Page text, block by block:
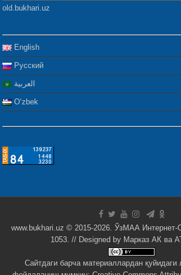
old.bukhari.uz
English
Русский
العربية
Oʻzbek
www.bukhari.uz © 2015-2026. ЎзМАА
1053. // Designed by Марказ АК ва
Сайтдаги барча материаллардан қуйидаги